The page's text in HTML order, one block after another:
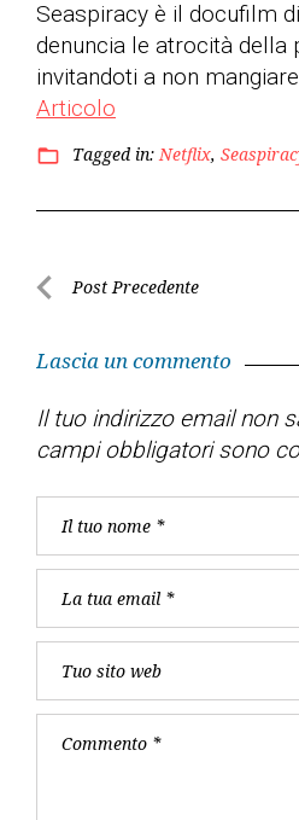
Seaspiracy è il docufilm
denuncia le atrocità della
invitandoti a non
Articolo
folder_open Tagged in: Netflix,
Navigazione
Post Precedente
Lascia un commento
Il tuo indirizzo email non
campi obbligatori sono